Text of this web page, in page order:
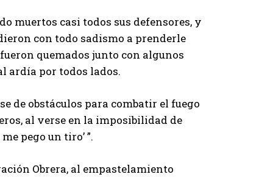
muertos casi todos sus defensores, y
con todo sadismo a prenderle
quemados junto con algunos
ardía por todos lados.
de obstáculos para combatir el fuego
al verse en la imposibilidad de
pego un tiro’ ”.
Obrera, al empastelamiento